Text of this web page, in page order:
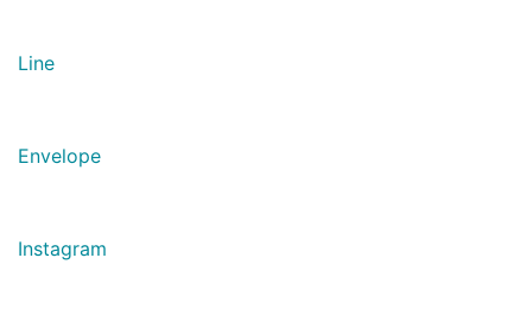
Line
Envelope
Instagram